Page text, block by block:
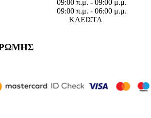
09:00 π.μ. - 09:00 μ.μ.
09:00 π.μ. - 06:00 μ.μ.
ΚΛΕΙΣΤΑ